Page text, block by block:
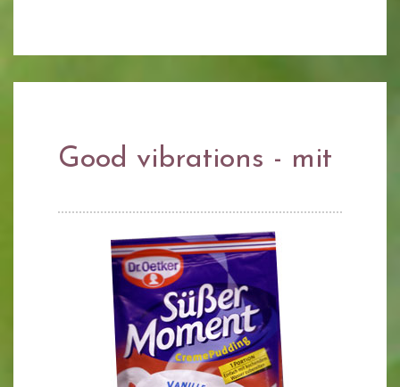
Good vibrations - mit